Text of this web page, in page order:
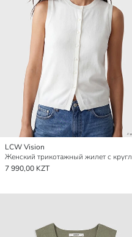
LCW Vision
7 990,00 KZT